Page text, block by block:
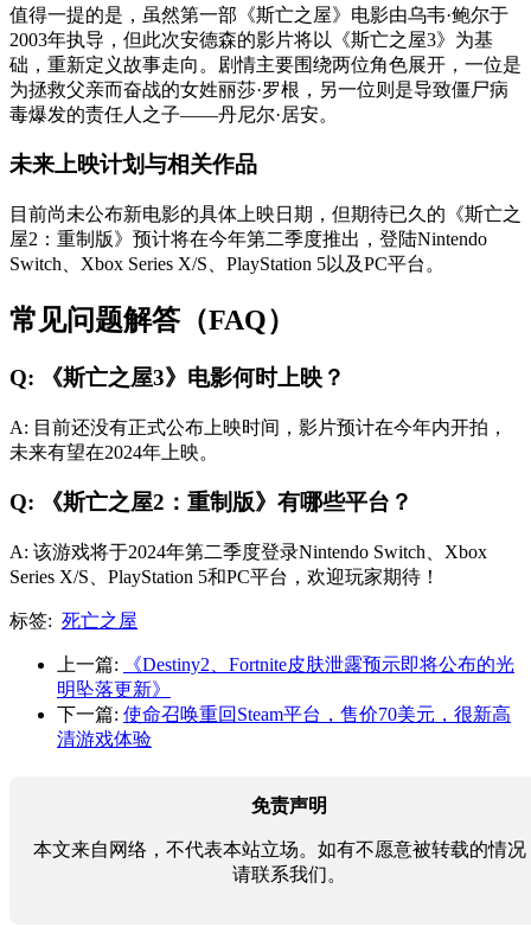
值得一提的是，虽然第一部《斯亡之屋》电影由乌韦·鲍尔于
2003年执导，但此次安德森的影片将以《斯亡之屋3》为基
础，重新定义故事走向。剧情主要围绕两位角色展开，一位是
为拯救父亲而奋战的女姓丽莎·罗根，另一位则是导致僵尸病
毒爆发的责任人之子——丹尼尔·居安。
未来上映计划与相关作品
目前尚未公布新电影的具体上映日期，但期待已久的《斯亡之
屋2：重制版》预计将在今年第二季度推出，登陆Nintendo
Switch、Xbox Series X/S、PlayStation 5以及PC平台。
常见问题解答（FAQ）
Q: 《斯亡之屋3》电影何时上映？
A: 目前还没有正式公布上映时间，影片预计在今年内开拍，
未来有望在2024年上映。
Q: 《斯亡之屋2：重制版》有哪些平台？
A: 该游戏将于2024年第二季度登录Nintendo Switch、Xbox
Series X/S、PlayStation 5和PC平台，欢迎玩家期待！
标签: 死亡之屋
上一篇:
《Destiny2、Fortnite皮肤泄露预示即将公布的光
明坠落更新》
下一篇: 使命召唤重回Steam平台，售价70美元，很新高
清游戏体验
免责声明
本文来自网络，不代表本站立场。如有不愿意被转载的情况
请联系我们。